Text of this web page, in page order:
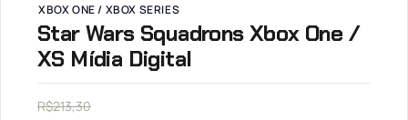
XBOX ONE / XBOX SERIES
Star Wars Squadrons Xbox One /
XS Mídia Digital
R$213,30